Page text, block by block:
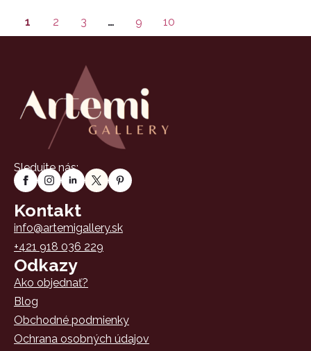
1 2 3 … 9 10
Sledujte nás:
Kontakt
info@artemigallery.sk
+421 918 036 229
Odkazy
Ako objednať?
Blog
Obchodné podmienky
Ochrana osobných údajov